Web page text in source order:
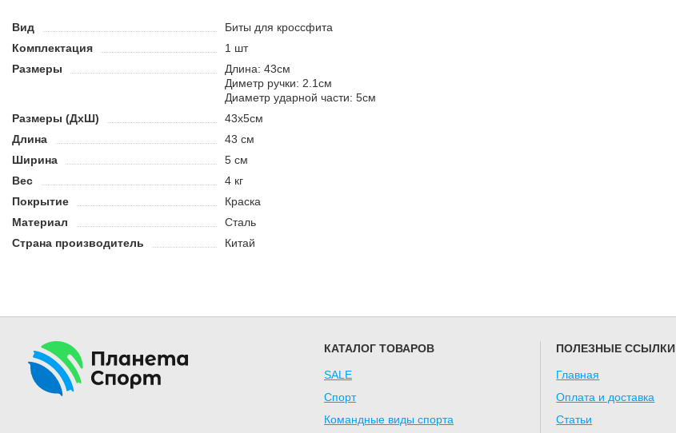
Вид
Биты для кроссфита
Комплектация
1 шт
Размеры
Длина: 43см
Диметр ручки: 2.1см
Диаметр ударной части: 5см
Размеры (ДхШ)
43х5см
Длина
43 см
Ширина
5 см
Вес
4 кг
Покрытие
Краска
Материал
Сталь
Страна производитель
Китай
КАТАЛОГ ТОВАРОВ
SALE
Спорт
Командные виды спорта
ПОЛЕЗНЫЕ ССЫЛКИ
Главная
Оплата и доставка
Статьи